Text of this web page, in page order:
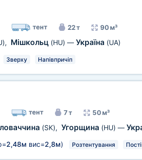
тент 22 т 90 м³
, Мішкольц (HU) — Україна (UA)
Зверху Напівпричіп
тент 7 т 50 м³
(SK), Угорщина (HU) —
2,48м вис=2,8м) Розтентування